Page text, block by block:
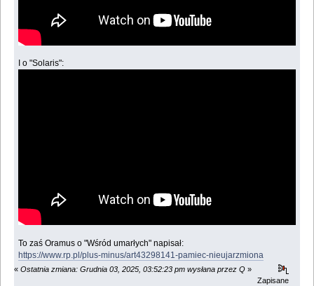
I o "Solaris":
To zaś Oramus o "Wśród umarłych" napisał:
https://www.rp.pl/plus-minus/art43298141-pamiec-nieujarzmiona
« Ostatnia zmiana: Grudnia 03, 2025, 03:52:23 pm wysłana przez Q »
Zapisane